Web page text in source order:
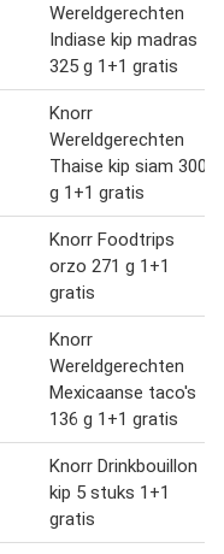
Wereldgerechten
Indiase kip madras
325 g 1+1 gratis
Knorr
Wereldgerechten
Thaise kip siam 300
g 1+1 gratis
Knorr Foodtrips
orzo 271 g 1+1
gratis
Knorr
Wereldgerechten
Mexicaanse taco's
136 g 1+1 gratis
Knorr Drinkbouillon
kip 5 stuks 1+1
gratis